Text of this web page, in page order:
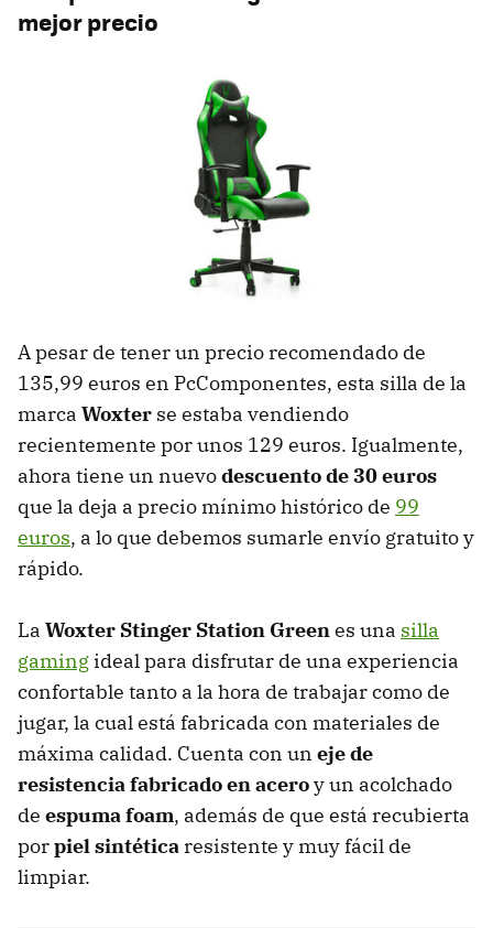
mejor precio
A pesar de tener un precio recomendado de
135,99 euros en PcComponentes, esta silla de la
marca Woxter se estaba vendiendo
recientemente por unos 129 euros. Igualmente,
ahora tiene un nuevodescuento de 30 euros
que la deja a precio mínimo histórico de 99
euros, a lo que debemos sumarle envío gratuito y
rápido.
La Woxter Stinger Station Greenes una silla
gaming ideal para disfrutar de una experiencia
confortable tanto a la hora de trabajar como de
jugar, la cual está fabricada con materiales de
máxima calidad. Cuenta con un eje de
resistencia fabricado en aceroy un acolchado
de espuma foam, además de que está recubierta
porpiel sintética resistente y muy fácil de
limpiar.